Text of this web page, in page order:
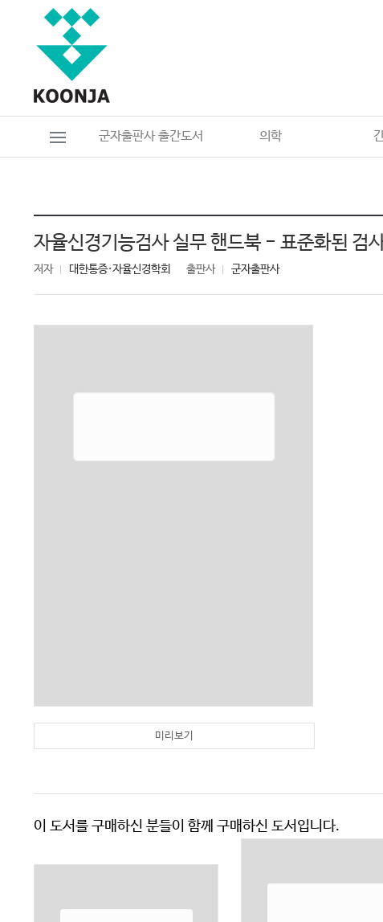
군자출판사 출간도서 의학
자율신경기능검사 실무 핸드북 - 표준화된 검
저자 대한통증·자율신경학회 출판사 군자출판사
미리보기
이 도서를 구매하신 분들이 함께 구매하신 도서입니다.